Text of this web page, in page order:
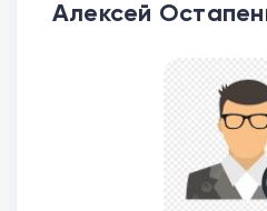
Алексей